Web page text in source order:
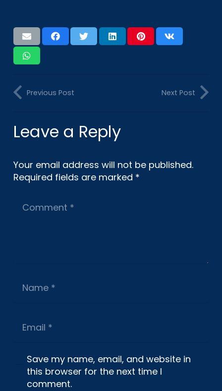
Previous Post Next Post
Leave a Reply
Your email address will not be published.
Required fields are marked *
Save my name, email, and website in
this browser for the next time I
comment.